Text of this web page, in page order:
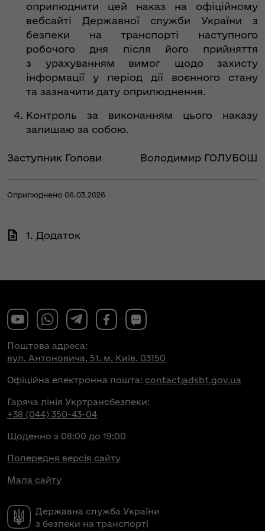
оприлюднити цей наказ на офіційному
вебсайті Державної служби України з
безпеки на транспорті наступного
робочого дня після його прийняття
з урахуванням вимог щодо захисту
інформації у період дії воєнного стану
та зазначити дату оприлюднення.
Контроль за виконанням цього наказу
залишаю за собою.
Заступник Голови Володимир ГОЛУБОШ
Оприлюднено 06.03.2026
1. Додаток
Державна служба України
з безпеки на транспорті
Поштова адреса:
вул. Антоновича, 51, м. Київ, 03150
Офіційна електронна пошта: contact@dsbt.gov.ua
Гаряча лінія Укртрансбезпеки:
+38 (044) 350-43-04
Щоденно з 08:00 до 19:00
Попередня версія сайту
Мапа сайту